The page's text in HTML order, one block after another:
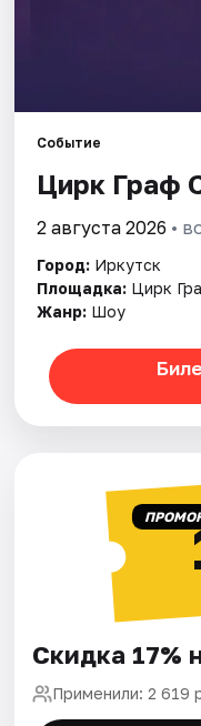
Событие
Цирк Граф
2 августа 2026 •
Город: Иркутск
Площадка: Цирк
Жанр: Шоу
Скидка 17%
Применили: 2 619